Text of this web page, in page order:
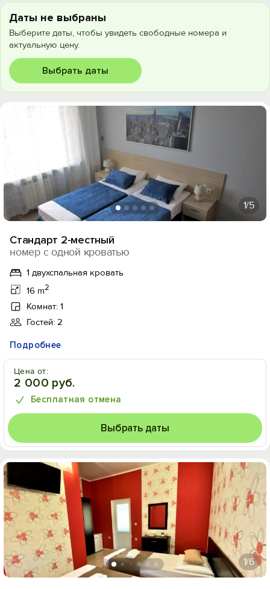
Даты не выбраны
Выберите даты, чтобы увидеть свободные номера и
актуальную цену.
Выбрать даты
1/5
Стандарт 2-местный
номер с одной кроватью
1 двухспальная кровать
16 m2
Комнат: 1
Гостей: 2
Подробнее
Цена от:
2 000 руб.
Бесплатная отмена
Выбрать даты
1/6